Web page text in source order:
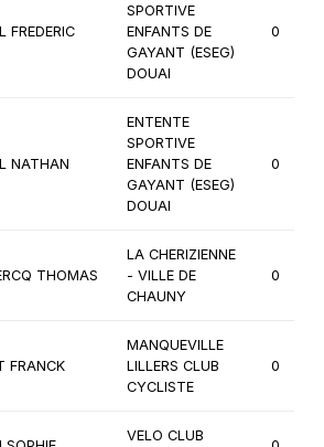
FREDERIC
SPORTIVE
ENFANTS DE
GAYANT (ESEG)
DOUAI
0
NATHAN
ENTENTE
SPORTIVE
ENFANTS DE
GAYANT (ESEG)
DOUAI
0
THOMAS
LA CHERIZIENNE
- VILLE DE
CHAUNY
0
FRANCK
MANQUEVILLE
LILLERS CLUB
CYCLISTE
0
VELO CLUB